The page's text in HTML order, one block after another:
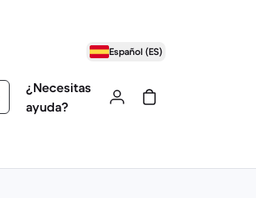
Español (ES)
¿Necesitas
ayuda?